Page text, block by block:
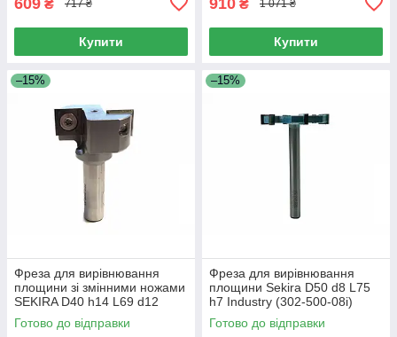
₴ 717 ₴
Купити
₴ 1 071 ₴
Купити
–15%
Фреза для вирівнювання
площини зі змінними ножами
SEKIRA D40 h14 L69 d12
Industry (554-400-12i)
Готово до відправки
–15%
Фреза для вирівнювання
площини Sekira D50 d8 L75
h7 Industry (302-500-08i)
Готово до відправки